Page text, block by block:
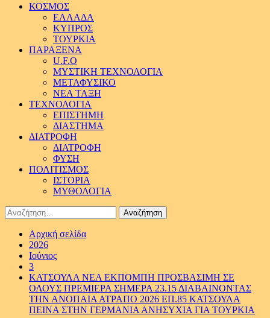
ΚΟΣΜΟΣ
ΕΛΛΑΔΑ
ΚΥΠΡΟΣ
ΤΟΥΡΚΙΑ
ΠΑΡΑΞΕΝΑ
U.F.O
ΜΥΣΤΙΚΗ ΤΕΧΝΟΛΟΓΙΑ
ΜΕΤΑΦΥΣΙΚΟ
ΝΕΑ ΤΑΞΗ
ΤΕΧΝΟΛΟΓΙΑ
ΕΠΙΣΤΗΜΗ
ΔΙΑΣΤΗΜΑ
ΔΙΑΤΡΟΦΗ
ΔΙΑΤΡΟΦΗ
ΦΥΣΗ
ΠΟΛΙΤΙΣΜΟΣ
ΙΣΤΟΡΙΑ
ΜΥΘΟΛΟΓΙΑ
Αναζήτηση
για:
Αρχική σελίδα
2026
Ιούνιος
3
ΚΑΤΣΟΥΛΑ ΝΕΑ ΕΚΠΟΜΠΗ ΠΡΟΣΒΑΣΙΜΗ ΣΕ
ΟΛΟΥΣ ΠΡΕΜΙΕΡΑ ΣΗΜΕΡΑ 23.15 ΔΙΑΒΑΙΝΟΝΤΑΣ
ΤΗΝ ΑΝΟΠΑΙΑ ΑΤΡΑΠΟ 2026 ΕΠ.85 ΚΑΤΣΟΥΛΑ
ΠΕΙΝΑ ΣΤΗΝ ΓΕΡΜΑΝΙΑ ΑΝΗΣΥΧΙΑ ΓΙΑ ΤΟΥΡΚΙΑ